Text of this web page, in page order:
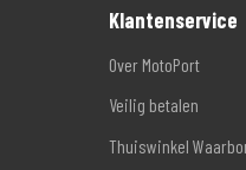
Klantenservice
Over MotoPort
Veilig betalen
Thuiswinkel